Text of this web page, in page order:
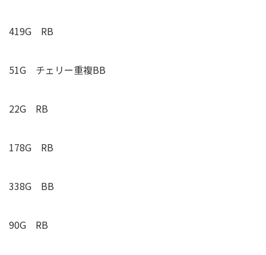
419G RB
51G チェリー重複BB
22G RB
178G RB
338G BB
90G RB